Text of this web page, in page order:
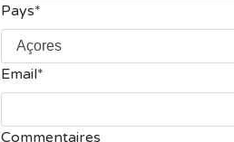
Pays
Email
Commentaires